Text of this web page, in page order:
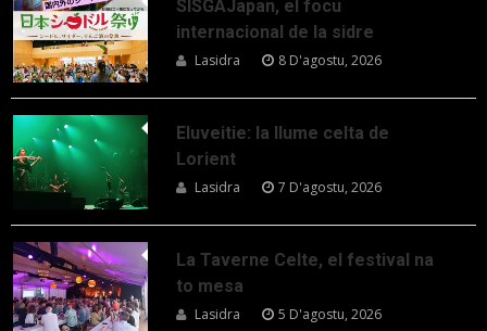
SISGAJapan, el focu
internacional de la sidre
Lasidra 8 D'agostu, 2026
Eluveitie: la llume celta de
Lorient
Lasidra 7 D'agostu, 2026
La Taverne Celte, el festival na
to mesa
Lasidra 5 D'agostu, 2026